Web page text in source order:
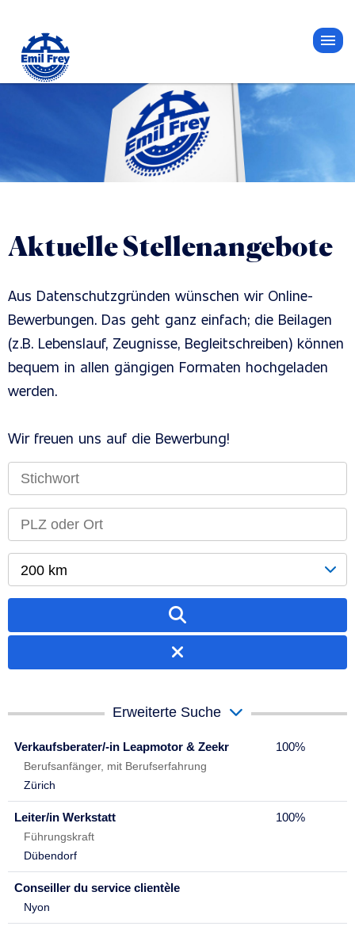
Aktuelle Stellenangebote
Aus Datenschutzgründen wünschen wir Online-
Bewerbungen. Das geht ganz einfach; die Beilagen
(z.B. Lebenslauf, Zeugnisse, Begleitschreiben) können
bequem in allen gängigen Formaten hochgeladen
werden.
Wir freuen uns auf die Bewerbung!
200 km
Erweiterte Suche
Verkaufsberater/-in Leapmotor & Zeekr 100%
Berufsanfänger, mit Berufserfahrung
Zürich
Leiter/in Werkstatt 100%
Führungskraft
Dübendorf
Conseiller du service clientèle
Nyon